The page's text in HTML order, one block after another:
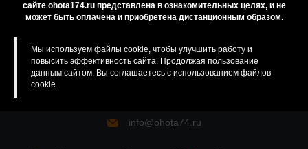
сайте ohota174.ru представлена в ознакомительных целях, и не
может быть оплачена и приобретена дистанционным образом.
Мы используем файлы cookie, чтобы улучшить работу и
повысить эффективность сайта. Продолжая пользование
данным сайтом, Вы соглашаетесь с использованием файлов
cookie.
Карта сайта
info@ohota74.ru